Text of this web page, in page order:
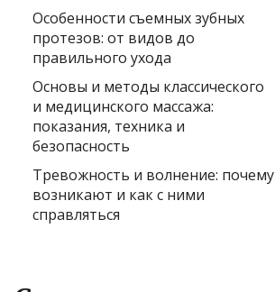
Особенности съемных зубных
протезов: от видов до
правильного ухода
Основы и методы классического
и медицинского массажа:
показания, техника и
безопасность
Тревожность и волнение: почему
возникают и как с ними
справляться